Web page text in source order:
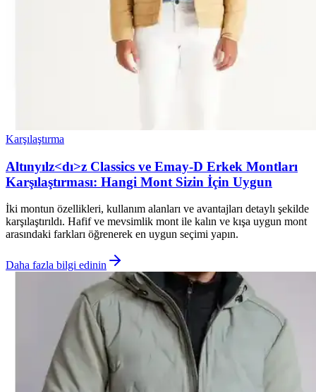
Karşılaştırma
Altınyılz<dı>z Classics ve Emay-D Erkek Montları
Karşılaştırması: Hangi Mont Sizin İçin Uygun
İki montun özellikleri, kullanım alanları ve avantajları detaylı şekilde
karşılaştırıldı. Hafif ve mevsimlik mont ile kalın ve kışa uygun mont
arasındaki farkları öğrenerek en uygun seçimi yapın.
Daha fazla bilgi edinin